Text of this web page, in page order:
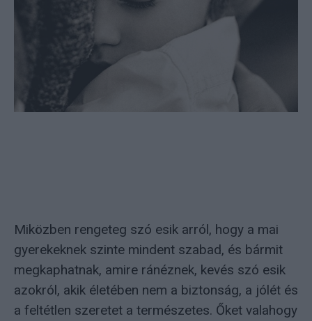
Miközben rengeteg szó esik arról, hogy a mai
gyerekeknek szinte mindent szabad, és bármit
megkaphatnak, amire ránéznek, kevés szó esik
azokról, akik életében nem a biztonság, a jólét és
a feltétlen szeretet a természetes. Őket valahogy